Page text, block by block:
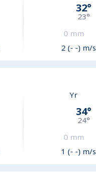
32°
23°
0 mm
2 (- -) m/s
Yr
34°
24°
0 mm
1 (- -) m/s